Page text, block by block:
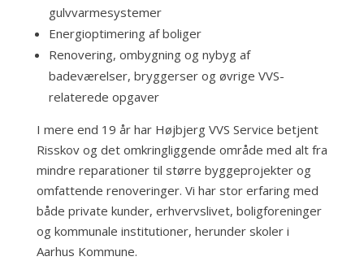
gulvvarmesystemer
Energioptimering af boliger
Renovering, ombygning og nybyg af
badeværelser, bryggerser og øvrige VVS-
relaterede opgaver
I mere end 19 år har Højbjerg VVS Service betjent
Risskov og det omkringliggende område med alt fra
mindre reparationer til større byggeprojekter og
omfattende renoveringer. Vi har stor erfaring med
både private kunder, erhvervslivet, boligforeninger
og kommunale institutioner, herunder skoler i
Aarhus Kommune.